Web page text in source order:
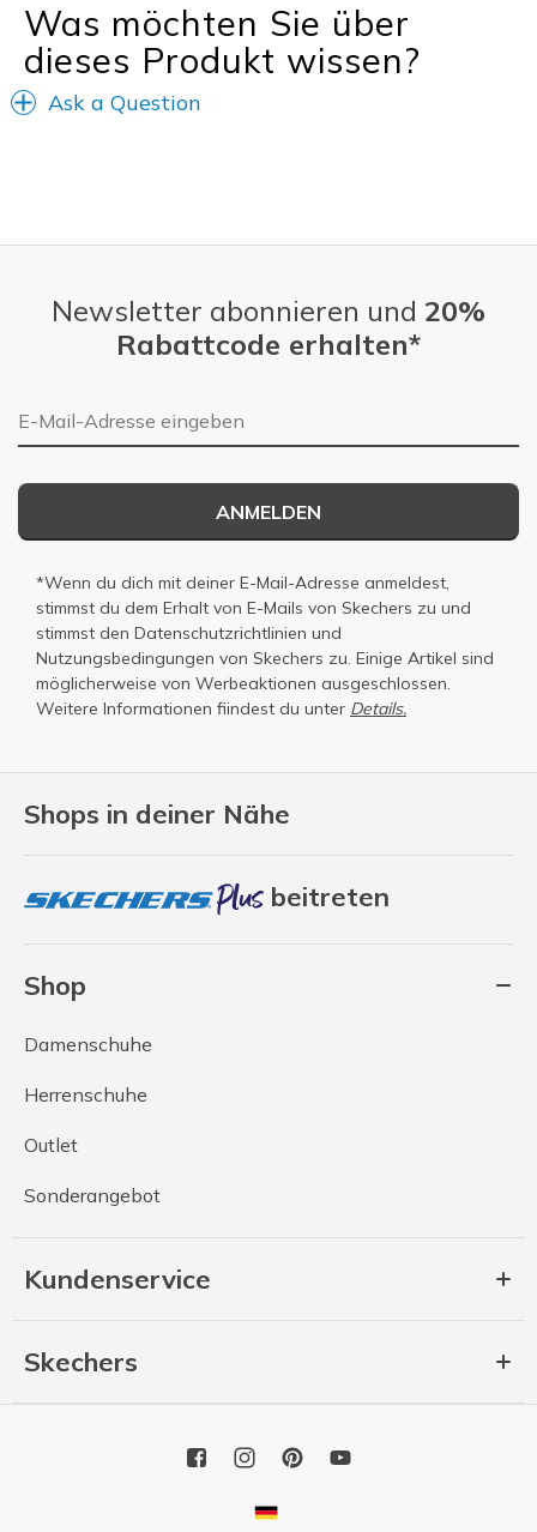
Was möchten Sie über
dieses Produkt wissen?
Ask a Question
Shops in deiner Nähe
beitreten
Shop
Damenschuhe
Herrenschuhe
Outlet
Sonderangebot
Kundenservice
Skechers
Newsletter abonnieren und 20%
Rabattcode erhalten*
E-Mail-Adresse
ANMELDEN
*Wenn du dich mit deiner E-Mail-Adresse anmeldest,
stimmst du dem Erhalt von E-Mails von Skechers zu und
stimmst den Datenschutzrichtlinien und
Nutzungsbedingungen von Skechers zu. Einige Artikel sind
möglicherweise von Werbeaktionen ausgeschlossen.
Weitere Informationen fiindest du unter Details.